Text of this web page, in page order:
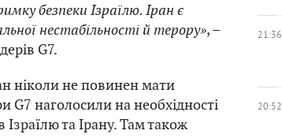
безпеки Ізраїлю. Іран є
нестабільності й терору», –
G7.
ніколи не повинен мати
G7 наголосили на необхідності
та Ірану. Там також
21:36
20:52